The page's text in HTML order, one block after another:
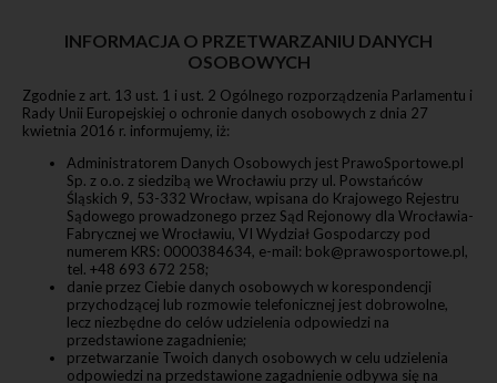
INFORMACJA O PRZETWARZANIU DANYCH
OSOBOWYCH
Zgodnie z art. 13 ust. 1 i ust. 2 Ogólnego rozporządzenia Parlamentu i
Rady Unii Europejskiej o ochronie danych osobowych z dnia 27
kwietnia 2016 r. informujemy, iż:
Administratorem Danych Osobowych jest PrawoSportowe.pl
Sp. z o.o. z siedzibą we Wrocławiu przy ul. Powstańców
Śląskich 9, 53-332 Wrocław, wpisana do Krajowego Rejestru
Sądowego prowadzonego przez Sąd Rejonowy dla Wrocławia-
Fabrycznej we Wrocławiu, VI Wydział Gospodarczy pod
numerem KRS: 0000384634, e-mail: bok@prawosportowe.pl,
tel. +48 693 672 258;
danie przez Ciebie danych osobowych w korespondencji
przychodzącej lub rozmowie telefonicznej jest dobrowolne,
lecz niezbędne do celów udzielenia odpowiedzi na
przedstawione zagadnienie;
przetwarzanie Twoich danych osobowych w celu udzielenia
odpowiedzi na przedstawione zagadnienie odbywa się na